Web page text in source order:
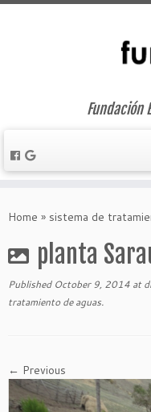
to
Fundación
Home » sistema de
planta
Published October 9, 2014 at
tratamiento de aguas.
← Previous